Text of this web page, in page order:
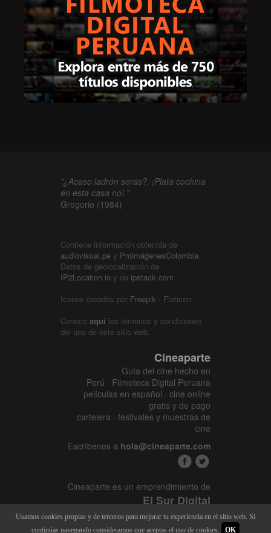
"¿Acaso ladrón serás?, ¡Plata cochina
en esta casa no!."
Gregorio (1984)
Contiene información obtenida de
audiovisual.pe y ProimágenesColombia.
Datos de geolocalización de
IP2Location.io y de ipstack.com
Iconos creados por Freepik - Flaticon
Conoce aquí los términos y condiciones
del uso de este sitio web.
Cineaparte
Guía del cine hecho en
Perú · Filmoteca Digital Peruana
películas en español · cine online
gratis y de pago
cartelera · festivales y muestras de
cine
Escríbenos a hola@cineaparte.com
Cineaparte es un emprendimiento de
El Sur Digital
www.elsurcine.com
Desarrollado porSALA247
Usamos cookies propias y de terceros para mejorar tu experiencia en el sitio web. Si
continúas navegando consideramos que aceptas el uso de cookies.
OK